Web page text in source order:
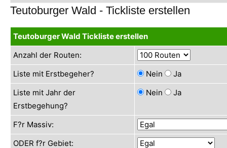
Teutoburger Wald - Tickliste erstellen
Teutoburger Wald Tickliste erstellen
Anzahl der Routen:
Liste mit Erstbegeher?
Nein
Ja
Liste mit Jahr der
Erstbegehung?
Nein Ja
F?r Massiv:
ODER f?r Gebiet: